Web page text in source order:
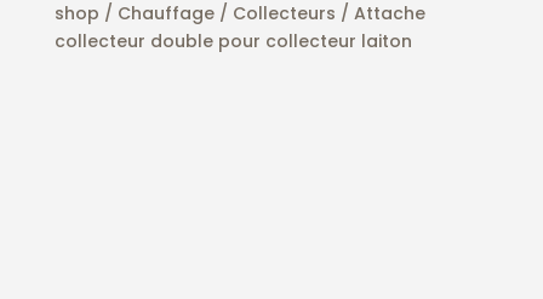
shop / Chauffage/ Collecteurs / Attache
collecteur double pour collecteur laiton